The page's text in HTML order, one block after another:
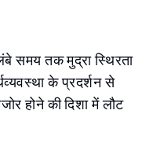
समय तक मुद्रा स्थिरता
के प्रदर्शन से
होने की दिशा में लौट